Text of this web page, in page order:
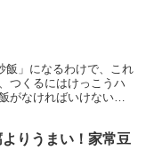
飯」になるわけで、これ
つくるにはけっこうハ
がなければいけないわ
りうまい！家常豆